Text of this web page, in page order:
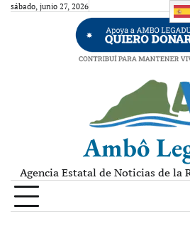
Skipsábado, junio 27, 2026
Ambô
Agencia Estatal de Noticias de la